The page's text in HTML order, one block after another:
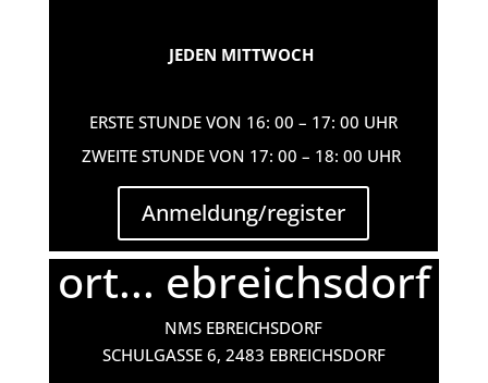
JEDEN MITTWOCH
ERSTE STUNDE VON 16: 00 – 17: 00 UHR
ZWEITE STUNDE VON 17: 00 – 18: 00 UHR
Anmeldung/register
ort... ebreichsdorf
NMS EBREICHSDORF
SCHULGASSE 6, 2483 EBREICHSDORF